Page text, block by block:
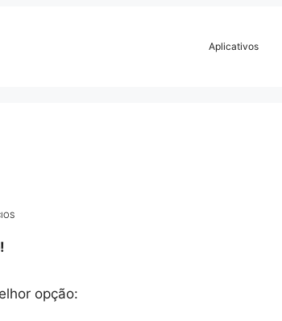
Aplicativos
opção: